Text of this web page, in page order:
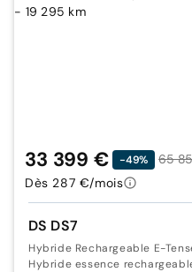
DS DS7
Hybride Rechargeable E-
Hybride essence
33 399 € -49% 65
Dès 287 €/mois